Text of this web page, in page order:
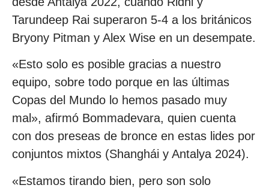
Tarundeep Rai superaron 5-4 a los británicos
Bryony Pitman y Alex Wise en un desempate.
«Esto solo es posible gracias a nuestro
equipo, sobre todo porque en las últimas
Copas del Mundo lo hemos pasado muy
mal», afirmó Bommadevara, quien cuenta
con dos preseas de bronce en estas lides por
conjuntos mixtos (Shanghái y Antalya 2024).
«Estamos tirando bien, pero son solo